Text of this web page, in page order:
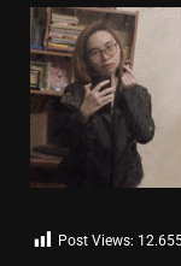
Post Views: